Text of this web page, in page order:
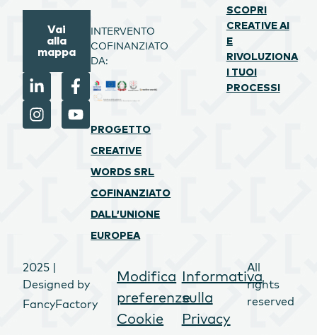
Vai
alla
mappa
INTERVENTO
COFINANZIATO
DA:
PROGETTO
CREATIVE
WORDS SRL
COFINANZIATO
DALL’UNIONE
EUROPEA
SCOPRI
CREATIVE AI
E
RIVOLUZIONA
I TUOI
PROCESSI
2025 |
Designed by
FancyFactory
Modifica
preferenze
Cookie
Informativa
sulla
Privacy
All
rights
reserved